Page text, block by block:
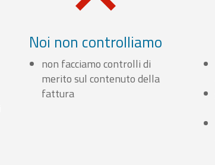
Noi non controlliamo
non facciamo controlli di
merito sul contenuto della
fattura